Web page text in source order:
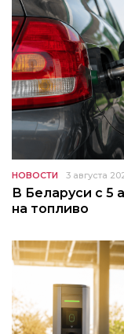
НОВОСТИ 3 августа
В Беларуси с 5
на топливо